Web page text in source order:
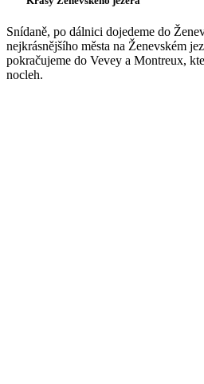
Snídaně, po dálnici dojedeme do
nejkrásnějšího města na Ženevském
pokračujeme do Vevey a Montreux,
nocleh.